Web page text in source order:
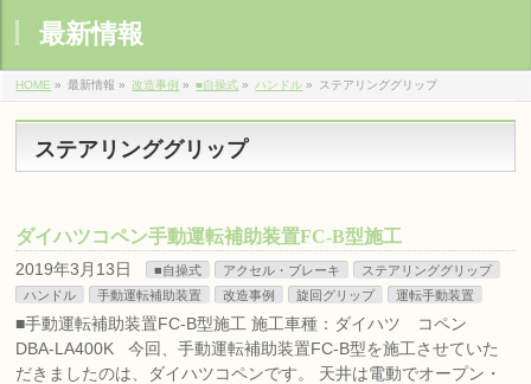
最新情報
HOME » 最新情報 » 改造事例 » ■自操式 » ハンドル » ステアリンググリップ
ステアリンググリップ
ダイハツコペン手動運転補助装置FC-B型施工
2019年3月13日 ■自操式 アクセル・ブレーキ
ステアリンググリップ
ハンドル
手動運転補助装置 改造事例 旋回グリップ 運転手動装置
■手動運転補助装置FC-B型施工 施工車種：ダイハツ コペン
DBA-LA400K 今回、手動運転補助装置FC-B型を施工させていた
だきましたのは、ダイハツコペンです。 天井は電動でオープン・